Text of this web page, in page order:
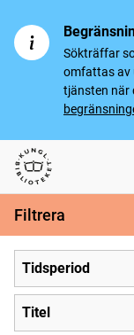
Sökträffar
omfattas av
tjänsten när
Svenska tidningar
Filtrera
Tidsperiod
Titel